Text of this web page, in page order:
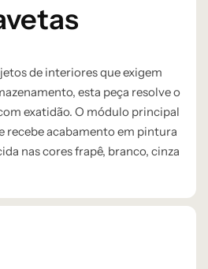
de interiores que exigem
esta peça resolve o
exatidão. O módulo principal
recebe acabamento em pintura
nas cores frapê, branco, cinza